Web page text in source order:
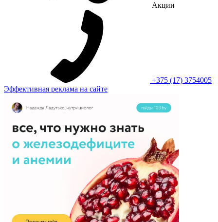
Акции
+375 (17) 3754005
Эффективная реклама на сайте